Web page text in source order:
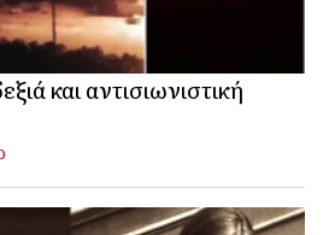
και αντισιωνιστική